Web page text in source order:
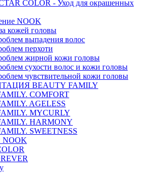
COLOR - Уход для окрашенных
NOOK
кожей головы
выпадения волос
перхоти
жирной кожи головы
сухости волос и кожи головы
чувствительной кожи головы
BEAUTY FAMILY
COMFORT
AGELESS
MYCURLY
HARMONY
SWEETNESS
NOOK